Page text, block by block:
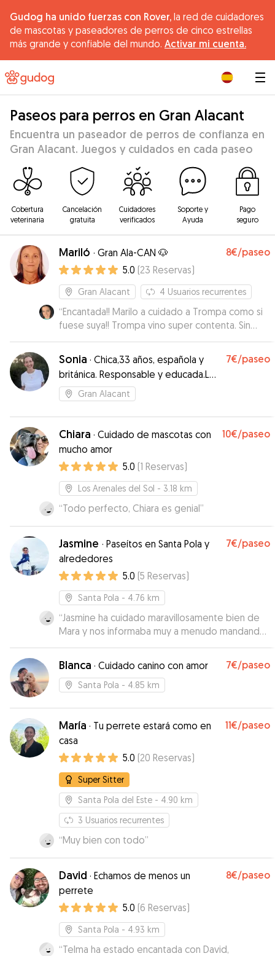
Gudog ha unido fuerzas con Rover, la red de cuidadores
de mascotas y paseadores de perros de cinco estrellas
más grande y confiable del mundo. Activar mi cuenta.
Paseos para perros en Gran Alacant
Encuentra un paseador de perros de confianza en
Gran Alacant. Juegos y cuidados en cada paseo
Cobertura
veterinaria
Cancelación
gratuita
Cuidadores
verificados
Soporte y
Ayuda
Pago
seguro
Mariló · Gran Ala-CAN 🐶 8€/paseo
5.0 (23 Reservas)
Gran Alacant 4 Usuarios recurrentes
“Encantada!! Marilo a cuidado a Trompa como si
fuese suya!! Trompa vino super contenta. Sin
duda volveré a repetir”
Sonia · Chica,33 años, española y
británica. Responsable y educada.Los
perritos son mi pasión 😍
7€/paseo
Gran Alacant
Chiara · Cuidado de mascotas con
mucho amor
10€/paseo
5.0 (1 Reservas)
Los Arenales del Sol - 3.18 km
“Todo perfecto, Chiara es genial”
Jasmine · Paseítos en Santa Pola y
alrededores
7€/paseo
5.0 (5 Reservas)
Santa Pola - 4.76 km
“Jasmine ha cuidado maravillosamente bien de
Mara y nos informaba muy a menudo mandando
fotos. Es una perra muy mayor y le ha dado todo
el cariño y atención que necesitaba. Estamos
súper agradecidos por todo lo que ha hecho
por Mara y por nosotros. Es una cuidadora
Blanca · Cuidado canino con amor 7€/paseo
Santa Pola - 4.85 km
María · Tu perrete estará como en
casa
11€/paseo
5.0 (20 Reservas)
Super Sitter
Santa Pola del Este - 4.90 km
3 Usuarios recurrentes
“Muy bien con todo”
David · Echamos de menos un
perrete
8€/paseo
5.0 (6 Reservas)
Santa Pola - 4.93 km
“Telma ha estado encantada con David,